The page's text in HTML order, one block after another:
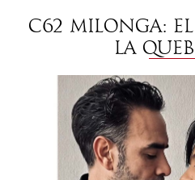
C62 MILONGA:
LA